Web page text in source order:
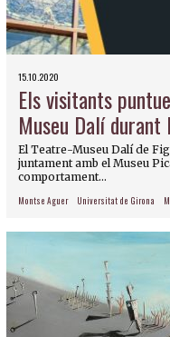
15.10.2020
Els visitants
Museu Dalí durant
El Teatre-Museu Dalí de
juntament amb el Museu
comportament...
Montse Aguer Universitat de Girona